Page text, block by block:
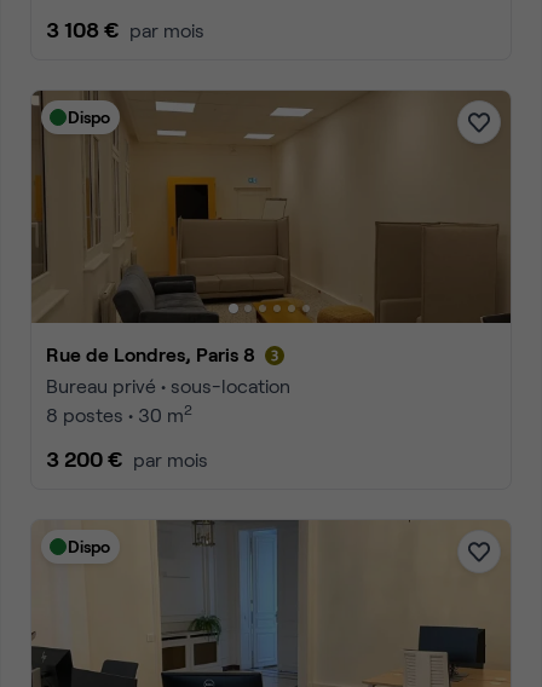
3 108 € par mois
Dispo
Rue de Londres, Paris 8
Bureau privé • sous-location
8 postes • 30 m2
3 200 € par mois
Dispo